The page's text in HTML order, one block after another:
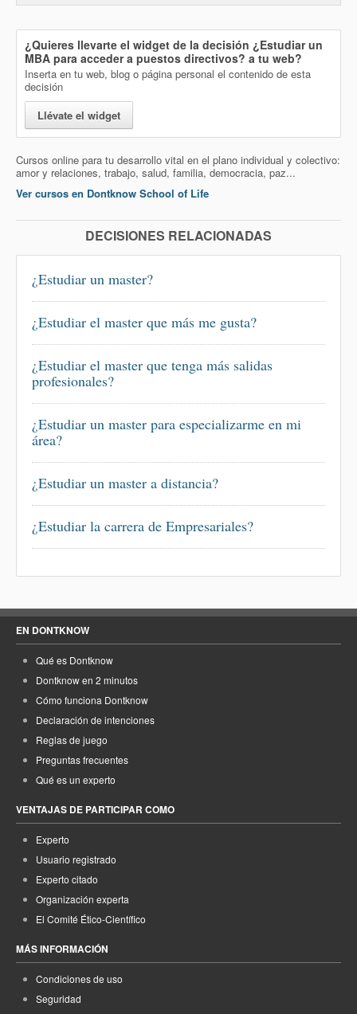
¿Quieres llevarte el widget de la decisión ¿Estudiar un
MBA para acceder a puestos directivos? a tu web?
Inserta en tu web, blog o página personal el contenido de esta
decisión
Llévate el widget
Cursos online para tu desarrollo vital en el plano individual y colectivo:
amor y relaciones, trabajo, salud, familia, democracia, paz...
Ver cursos en Dontknow School of Life
DECISIONES RELACIONADAS
¿Estudiar un master?
¿Estudiar el master que más me gusta?
¿Estudiar el master que tenga más salidas
profesionales?
¿Estudiar un master para especializarme en mi
área?
¿Estudiar un master a distancia?
¿Estudiar la carrera de Empresariales?
EN DONTKNOW
Qué es Dontknow
Dontknow en 2 minutos
Cómo funciona Dontknow
Declaración de intenciones
Reglas de juego
Preguntas frecuentes
Qué es un experto
VENTAJAS DE PARTICIPAR COMO
Experto
Usuario registrado
Experto citado
Organización experta
El Comité Ético-Científico
MÁS INFORMACIÓN
Condiciones de uso
Seguridad